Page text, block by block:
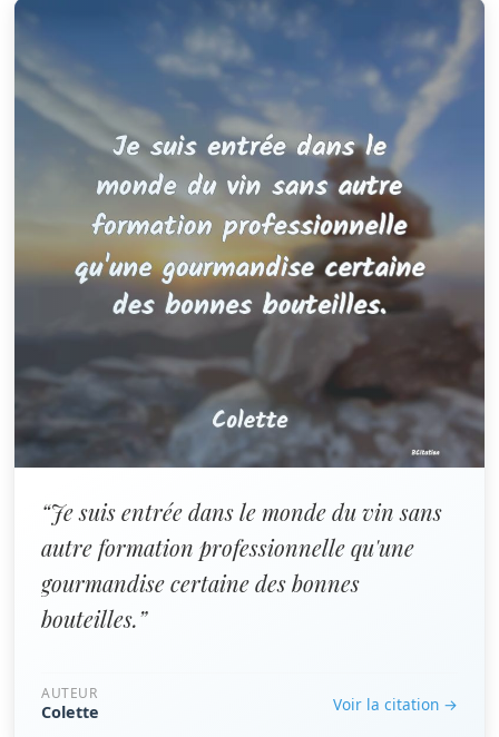
“Je suis entrée dans le monde du vin sans
autre formation professionnelle qu'une
gourmandise certaine des bonnes
bouteilles.”
AUTEUR
Colette Voir la citation →